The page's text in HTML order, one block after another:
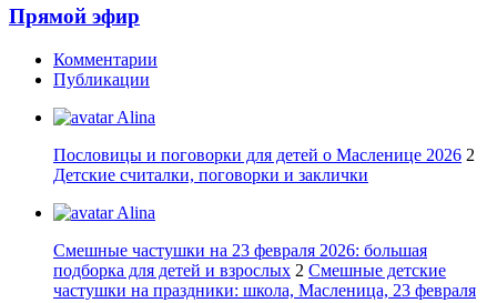
Прямой эфир
Комментарии
Публикации
Alina
Пословицы и поговорки для детей о Масленице 2026 2
Детские считалки, поговорки и заклички
Alina
Смешные частушки на 23 февраля 2026: большая
подборка для детей и взрослых 2 Смешные детские
частушки на праздники: школа, Масленица, 23 февраля